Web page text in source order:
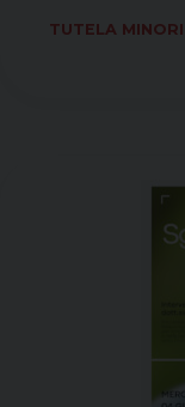
TUTELA MINORI